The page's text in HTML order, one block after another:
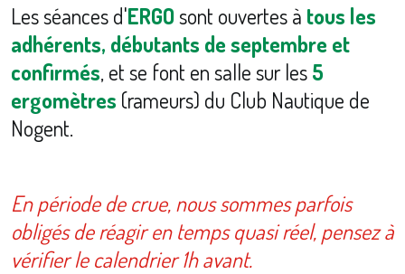
Les séances d'ERGOsont ouvertes à tous les
adhérents, débutants de septembre et
confirmés, et se font en salle sur les5
ergomètres (rameurs) du Club Nautique de
Nogent.
En période de crue, nous sommes parfois
obligés de réagir en temps quasi réel, pensez à
vérifier le calendrier 1h avant.